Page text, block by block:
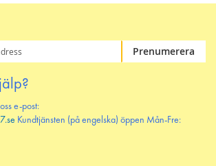
Prenumerera
e-post:
Kundtjänsten (på engelska) öppen Mån-Fre: